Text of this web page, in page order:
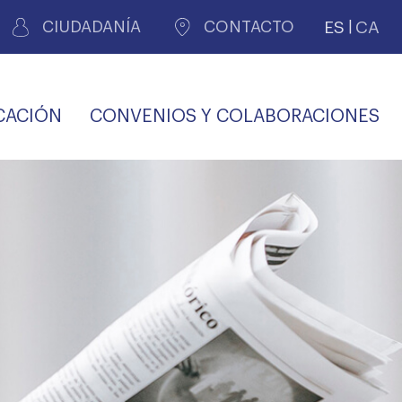
CIUDADANÍA CONTACTO ES CA
CONVENIOS Y COLABORACIONES
PERSONAL LABORAL
COMLL
SALUD Y APOYO AL
AGENCIA DE
VIDA
PROFESIONAL
OFERTAS Y
TRANSPARENCIA
TRÁMITES CONSULTA
MÉDICA